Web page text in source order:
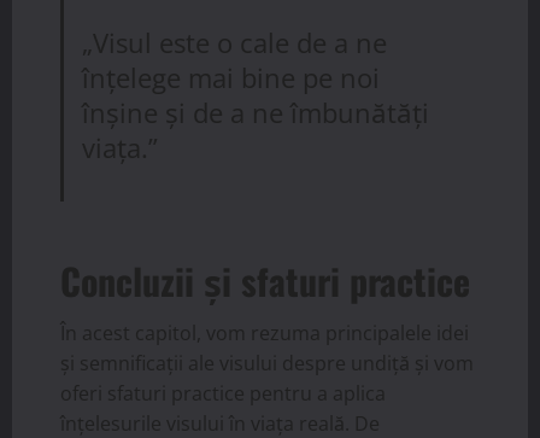
„Visul este o cale de a ne
înțelege mai bine pe noi
înșine și de a ne îmbunătăți
viața.”
Concluzii și sfaturi practice
În acest capitol, vom rezuma principalele idei
și semnificații ale visului despre undiță și vom
oferi sfaturi practice pentru a aplica
înțelesurile visului în viața reală. De